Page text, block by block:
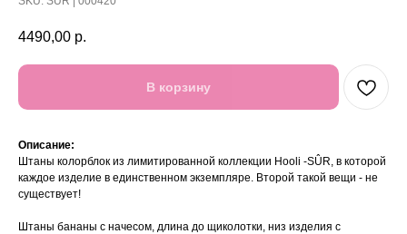
4490,00 р.
В корзину
Описание:
Штаны колорблок из лимитированной коллекции Hooli -SÛR, в которой
каждое изделие в единственном экземпляре. Второй такой вещи - не
существует!
Штаны бананы с начесом, длина до щиколотки, низ изделия с